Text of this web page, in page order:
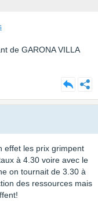
de GARONA VILLA
effet les prix grimpent
à 4.30 voire avec le
on tournait de 3.30 à
des ressources mais